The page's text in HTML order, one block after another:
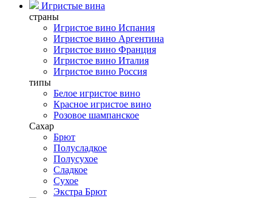
Игристые вина
страны
Игристое вино Испания
Игристое вино Аргентина
Игристое вино Франция
Игристое вино Италия
Игристое вино Россия
типы
Белое игристое вино
Красное игристое вино
Розовое шампанское
Сахар
Брют
Полусладкое
Полусухое
Сладкое
Сухое
Экстра Брют